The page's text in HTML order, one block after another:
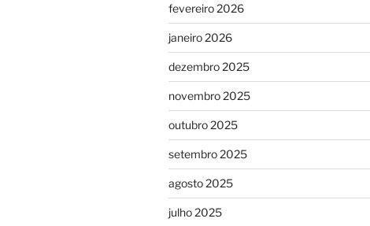
fevereiro 2026
janeiro 2026
dezembro 2025
novembro 2025
outubro 2025
setembro 2025
agosto 2025
julho 2025